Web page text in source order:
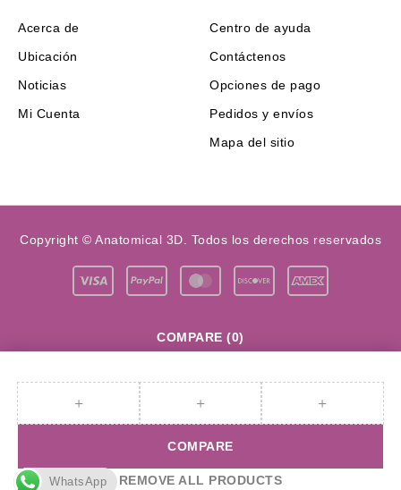
Acerca de
Ubicación
Noticias
Mi Cuenta
Centro de ayuda
Contáctenos
Opciones de pago
Pedidos y envíos
Mapa del sitio
Copyright © Anatomical 3D. Todos los derechos reservados
WhatsApp
COMPARE (0)
COMPARE
REMOVE ALL PRODUCTS